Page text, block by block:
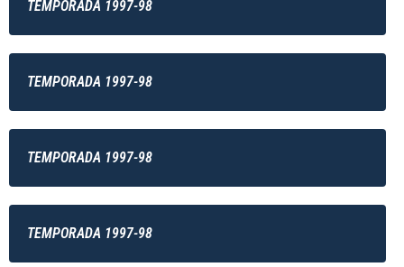
TEMPORADA 1997-98
TEMPORADA 1997-98
TEMPORADA 1997-98
TEMPORADA 1997-98